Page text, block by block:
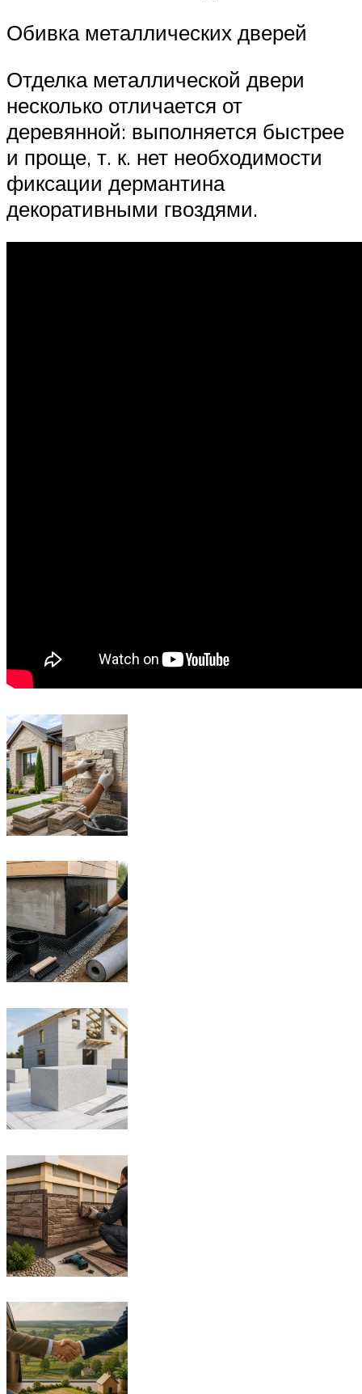
Обивка металлических дверей
Отделка металлической двери
несколько отличается от
деревянной: выполняется быстрее
и проще, т. к. нет необходимости
фиксации дермантина
декоративными гвоздями.